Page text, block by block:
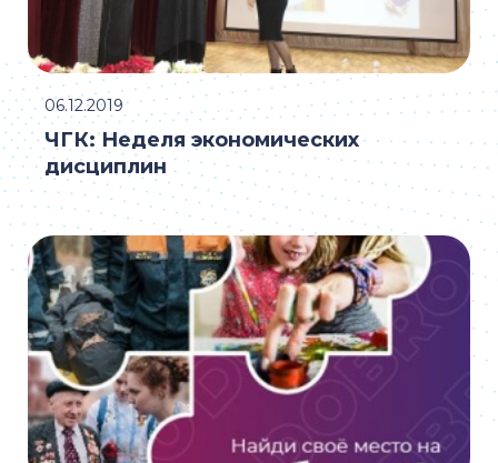
ЧГК: Неделя экономических
дисциплин
06.12.2019